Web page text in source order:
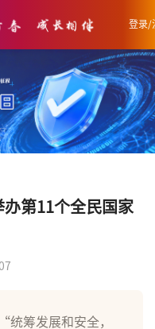
登录/
第11个全民国家
筹发展和安全，